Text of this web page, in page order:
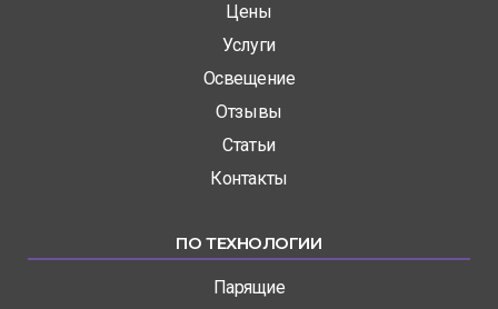
Цены
Услуги
Освещение
Отзывы
Статьи
Контакты
ПО ТЕХНОЛОГИИ
Парящие